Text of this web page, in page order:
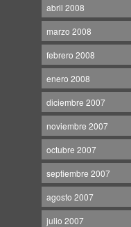
abril 2008
marzo 2008
febrero 2008
enero 2008
diciembre 2007
noviembre 2007
octubre 2007
septiembre 2007
agosto 2007
julio 2007